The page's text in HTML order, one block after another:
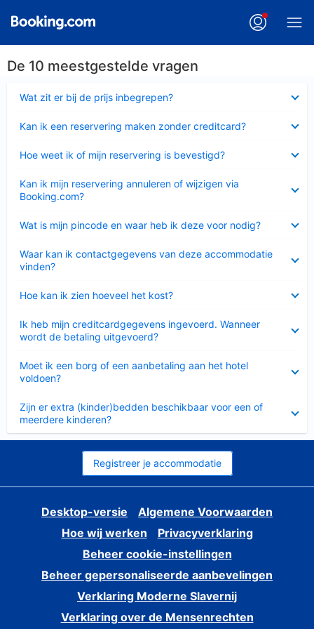
De 10 meestgestelde vragen
Wat zit er bij de prijs inbegrepen?
Kan ik een reservering maken zonder creditcard?
Hoe weet ik of mijn reservering is bevestigd?
Kan ik mijn reservering annuleren of wijzigen via
Booking.com?
Wat is mijn pincode en waar heb ik deze voor nodig?
Waar kan ik contactgegevens van deze accommodatie
vinden?
Hoe kan ik zien hoeveel het kost?
Ik heb mijn creditcardgegevens ingevoerd. Wanneer
wordt de betaling uitgevoerd?
Moet ik een borg of een aanbetaling aan het hotel
voldoen?
Zijn er extra (kinder)bedden beschikbaar voor een of
meerdere kinderen?
Registreer je accommodatie
Desktop-versie
Algemene Voorwaarden
Hoe wij werken
Privacyverklaring
Beheer cookie-instellingen
Beheer gepersonaliseerde aanbevelingen
Verklaring Moderne Slavernij
Verklaring over de Mensenrechten